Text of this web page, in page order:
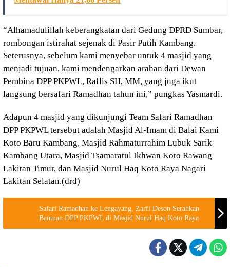
“Alhamadulillah keberangkatan dari Gedung DPRD Sumbar,
rombongan istirahat sejenak di Pasir Putih Kambang.
Seterusnya, sebelum kami menyebar untuk 4 masjid yang
menjadi tujuan, kami mendengarkan arahan dari Dewan
Pembina DPP PKPWL, Raflis SH, MM, yang juga ikut
langsung bersafari Ramadhan tahun ini,” pungkas Yasmardi.
Adapun 4 masjid yang dikunjungi Team Safari Ramadhan
DPP PKPWL tersebut adalah Masjid Al-Imam di Balai Kami
Koto Baru Kambang, Masjid Rahmaturrahim Lubuk Sarik
Kambang Utara, Masjid Tsamaratul Ikhwan Koto Rawang
Lakitan Timur, dan Masjid Nurul Haq Koto Raya Nagari
Lakitan Selatan.(drd)
Safari Ramadhan ke Lengayang, Zarfi Deson Serahkan
Bantuan DPP PKPWL di Masjid Nurul Haq Koto Raya